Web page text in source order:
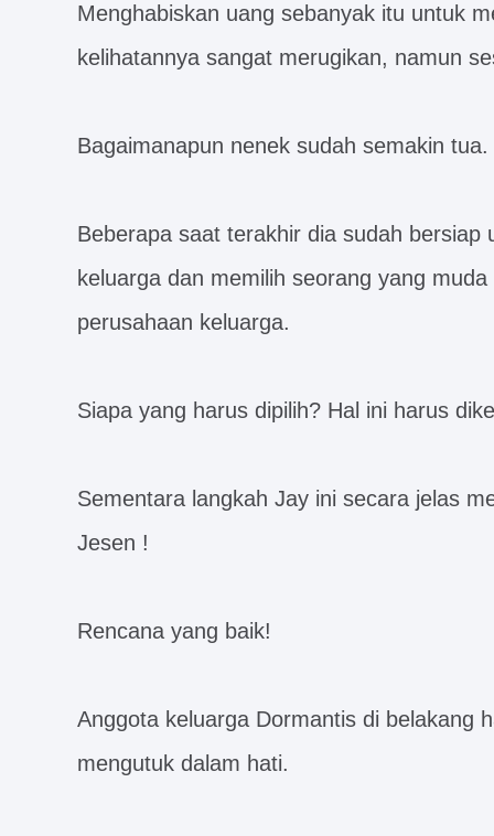
Menghabiskan uang sebanyak itu untuk
kelihatannya sangat merugikan, namun
Bagaimanapun nenek sudah semakin tua.
Beberapa saat terakhir dia sudah bersiap
keluarga dan memilih seorang yang
perusahaan keluarga.
Siapa yang harus dipilih? Hal ini harus
Sementara langkah Jay ini secara jelas
Jesen !
Rencana yang baik!
Anggota keluarga Dormantis di belakang
mengutuk dalam hati.